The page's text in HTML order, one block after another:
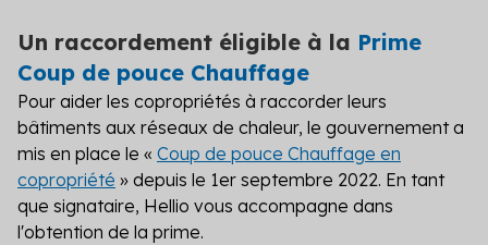
Un raccordement éligible à la Prime
Coup de pouce Chauffage
Pour aider les copropriétés à raccorder leurs
bâtiments aux réseaux de chaleur, le gouvernement a
mis en place le « Coup de pouce Chauffage en
copropriété » depuis le 1er septembre 2022. En tant
que signataire, Hellio vous accompagne dans
l'obtention de la prime.